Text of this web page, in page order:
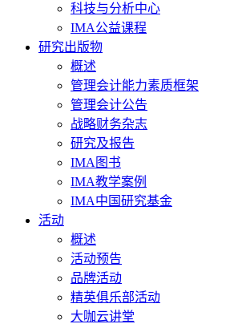
科技与分析中心
IMA公益课程
研究出版物
概述
管理会计能力素质框架
管理会计公告
战略财务杂志
研究及报告
IMA图书
IMA教学案例
IMA中国研究基金
活动
概述
活动预告
品牌活动
精英俱乐部活动
大咖云讲堂